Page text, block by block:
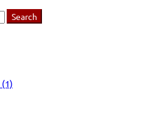
Search
(1)